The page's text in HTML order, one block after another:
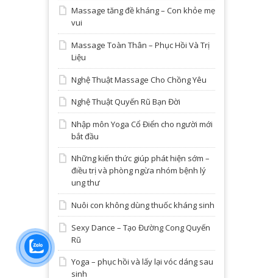
Massage tăng đề kháng – Con khỏe mẹ
vui
Massage Toàn Thân – Phục Hồi Và Trị
Liệu
Nghệ Thuật Massage Cho Chồng Yêu
Nghệ Thuật Quyến Rũ Bạn Đời
Nhập môn Yoga Cổ Điển cho người mới
bắt đầu
Những kiến thức giúp phát hiện sớm –
điều trị và phòng ngừa nhóm bệnh lý
ung thư
Nuôi con không dùng thuốc kháng sinh
Sexy Dance – Tạo Đường Cong Quyến
Rũ
Yoga – phục hồi và lấy lại vóc dáng sau
sinh